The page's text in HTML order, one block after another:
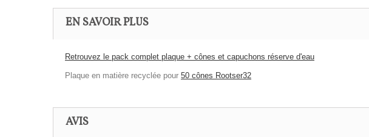
EN SAVOIR PLUS
Retrouvez le pack complet plaque + cônes et capuchons réserve d'eau
Plaque en matière recyclée pour 50 cônes Rootser32
AVIS